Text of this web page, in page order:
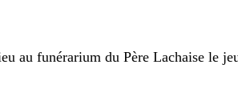
au funérarium du Père Lachaise le